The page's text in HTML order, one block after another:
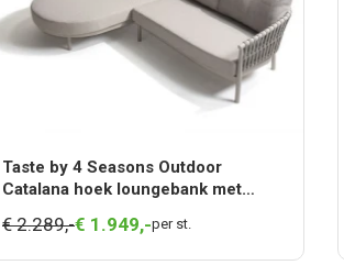
Taste by 4 Seasons Outdoor
Catalana hoek loungebank met
€ 2.289,-€ 1.949,-per st.